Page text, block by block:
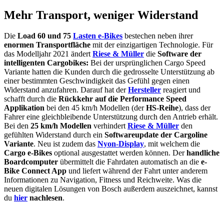
Mehr Transport, weniger Widerstand
Die Load 60 und 75 Lasten e-Bikes bestechen neben ihrer
enormen Transportfläche mit der einzigartigen Technologie. Für
das Modelljahr 2021 ändertRiese & Müller die Software der
intelligenten Cargobikes: Bei der ursprünglichen Cargo Speed
Variante hatten die Kunden durch die gedrosselte Unterstützung ab
einer bestimmten Geschwindigkeit das Gefühl gegen einen
Widerstand anzufahren. Darauf hat derHersteller reagiert und
schafft durch die Rückkehr auf die Performance Speed
Applikation bei den 45 km/h Modellen (derHS-Reihe), dass der
Fahrer eine gleichbleibende Unterstützung durch den Antrieb erhält.
Bei den 25 km/h Modellen verhindertRiese & Müller den
gefühlten Widerstand durch ein Softwareupdate der Cargoline
Variante. Neu ist zudem das Nyon-Display, mit welchem die
Cargo e-Bikes optional ausgestattet werden können. Derhandliche
Boardcomputer übermittelt die Fahrdaten automatisch an die e-
Bike Connect App und liefert während der Fahrt unter anderem
Informationen zu Navigation, Fitness und Reichweite. Was die
neuen digitalen Lösungen von Bosch außerdem auszeichnet, kannst
du hier nachlesen.